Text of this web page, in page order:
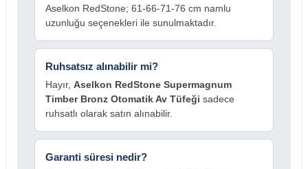
Aselkon RedStone; 61-66-71-76 cm namlu
uzunluğu seçenekleri ile sunulmaktadır.
Ruhsatsız alınabilir mi?
Hayır, Aselkon RedStone Supermagnum
Timber Bronz Otomatik Av Tüfeği sadece
ruhsatlı olarak satın alınabilir.
Garanti süresi nedir?